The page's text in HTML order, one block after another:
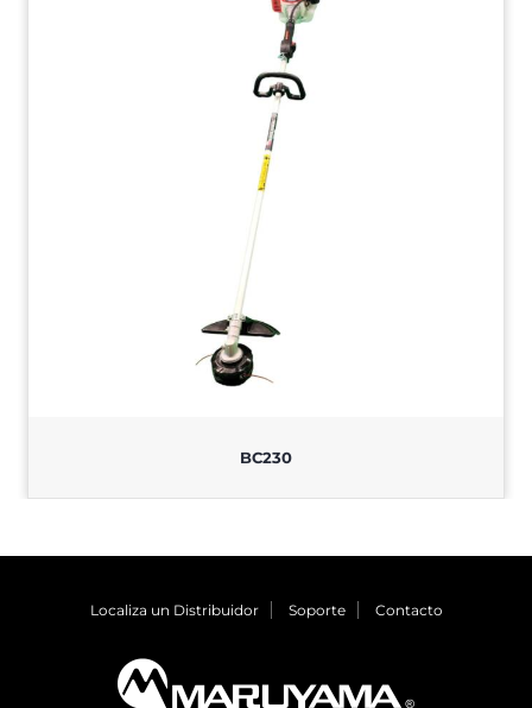
BC230
Localiza un Distribuidor Soporte Contacto